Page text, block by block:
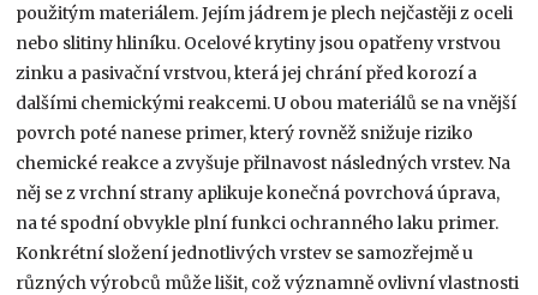
použitým materiálem. Jejím jádrem je plech nejčastěji z oceli
nebo slitiny hliníku. Ocelové krytiny jsou opatřeny vrstvou
zinku a pasivační vrstvou, která jej chrání před korozí a
dalšími chemickými reakcemi. U obou materiálů se na vnější
povrch poté nanese primer, který rovněž snižuje riziko
chemické reakce a zvyšuje přilnavost následných vrstev. Na
něj se z vrchní strany aplikuje konečná povrchová úprava,
na té spodní obvykle plní funkci ochranného laku primer.
Konkrétní složení jednotlivých vrstev se samozřejmě u
různých výrobců může lišit, což významně ovlivní vlastnosti